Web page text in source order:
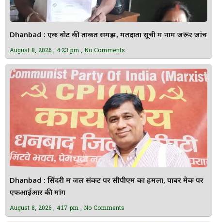
Dhanbad : एक वोट की ताकत समझें, मतदाता सूची में नाम जरूर जांचें
August 8, 2026 4:23 pm No Comments
Dhanbad : सिंदरी में जल संकट पर सीपीएम का हमला, पावर मेक पर
एफआईआर की मांग
August 8, 2026 4:17 pm No Comments